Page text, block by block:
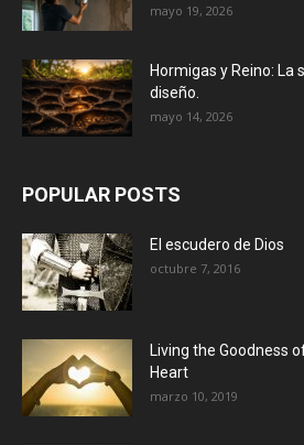
mayo 19, 2026
Hormigas y Reino: La
diseño.
mayo 14, 2026
POPULAR POSTS
El escudero de Dios
octubre 7, 2016
Living the Goodness
Heart
marzo 10, 2019